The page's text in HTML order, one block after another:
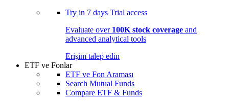
Try in 7 days Trial access
Evaluate over 100K stock coverage and
advanced analytical tools
Erişim talep edin
ETF ve Fonlar
ETF ve Fon Araması
Search Mutual Funds
Compare ETF & Funds